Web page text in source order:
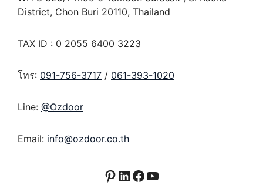
District, Chon Buri 20110, Thailand
TAX ID : 0 2055 6400 3223
โทร: 091-756-3717 / 061-393-1020
Line: @Ozdoor
Email: info@ozdoor.co.th
Pinterest
LinkedIn
Facebook
YouTube